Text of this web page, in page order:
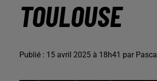
TOULOUSE
Publié : 15 avril 2025 à 18h41 par